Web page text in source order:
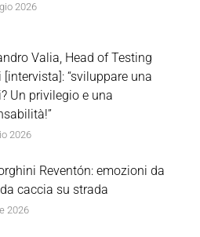
2026
Valia, Head of Testing
[intervista]: “sviluppare una
Un privilegio e una
2026
Reventón: emozioni da
caccia su strada
2026